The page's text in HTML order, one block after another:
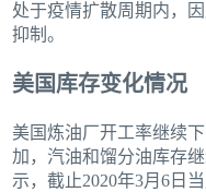
处于疫情扩散周期内，
抑制。
美国库存变化情况
美国炼油厂开工率继续
加，汽油和馏分油库存
示，截止2020年3月6日